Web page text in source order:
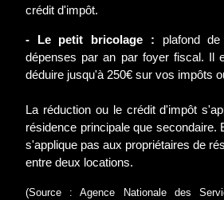
crédit d'impôt.
- Le petit bricolage : plafond
dépenses par an par foyer fiscal. Il
déduire jusqu'à 250€ sur vos impôts
La réduction ou le crédit d'impôt
résidence principale que secondaire.
s'applique pas aux propriétaires de
entre deux locations.
(Source : Agence Nationale des